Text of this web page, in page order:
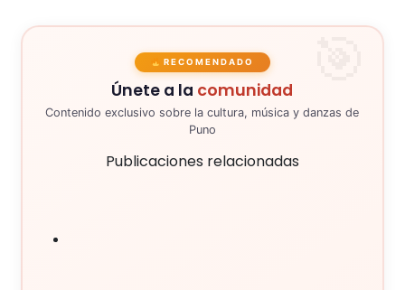
RECOMENDADO
Únete a la comunidad
Contenido exclusivo sobre la cultura, música y danzas de
Puno
Publicaciones relacionadas